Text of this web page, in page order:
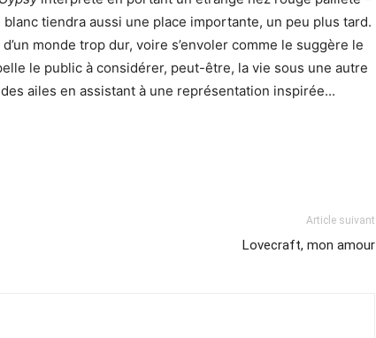
tiendra aussi une place importante, un peu plus tard.
monde trop dur, voire s’envoler comme le suggère le
le public à considérer, peut-être, la vie sous une autre
ailes en assistant à une représentation inspirée...
Article suivant
Lovecraft, mon amour